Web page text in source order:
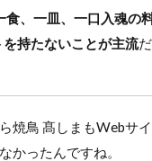
食、一皿、一口入魂の
を持たないことが主流
焼鳥 髙しまもWebサ
かったんですね。